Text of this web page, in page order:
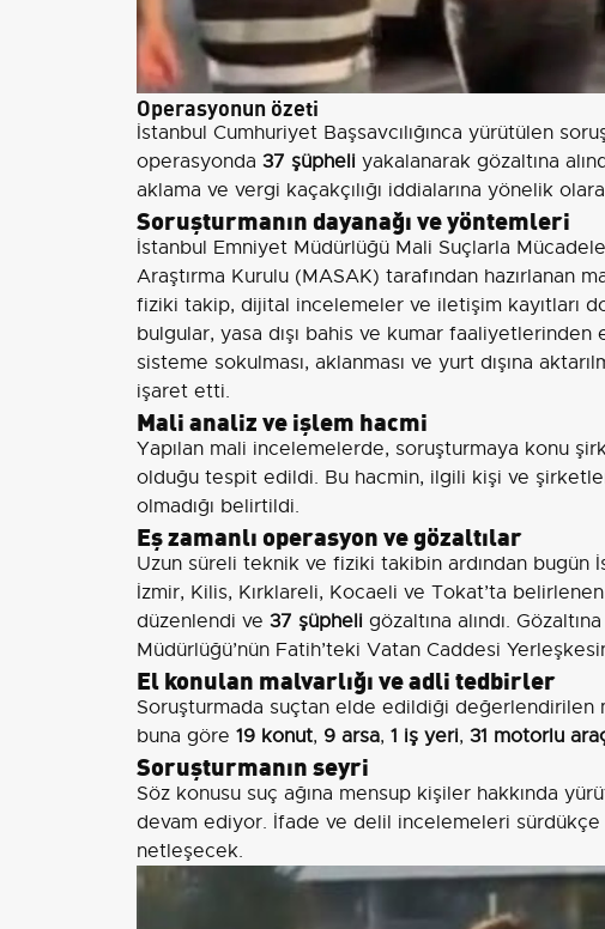
Operasyonun özeti
İstanbul Cumhuriyet Başsavcılığınca yürütülen
operasyonda 37 şüpheli yakalanarak gözaltına
aklama ve vergi kaçakçılığı iddialarına yönelik
Soruşturmanın dayanağı ve yöntemleri
İstanbul Emniyet Müdürlüğü Mali Suçlarla
Araştırma Kurulu (MASAK) tarafından hazırlanan
fiziki takip, dijital incelemeler ve iletişim kayıtları
bulgular, yasa dışı bahis ve kumar
sisteme sokulması, aklanması ve yurt dışına
işaret etti.
Mali analiz ve işlem hacmi
Yapılan mali incelemelerde, soruşturmaya konu
olduğu tespit edildi. Bu hacmin, ilgili kişi ve
olmadığı belirtildi.
Eş zamanlı operasyon ve gözaltılar
Uzun süreli teknik ve fiziki takibin ardından bugün
İzmir, Kilis, Kırklareli, Kocaeli ve Tokat’ta
düzenlendi ve 37 şüpheli gözaltına alındı.
Müdürlüğü’nün Fatih’teki Vatan Caddesi
El konulan malvarlığı ve adli tedbirler
Soruşturmada suçtan elde edildiği değerlendirilen
buna göre 19 konut, 9 arsa, 1 iş yeri, 31 motorlu
Soruşturmanın seyri
Söz konusu suç ağına mensup kişiler hakkında
devam ediyor. İfade ve delil incelemeleri sürdükçe
netleşecek.